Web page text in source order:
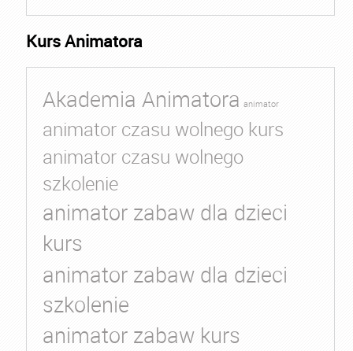
Kurs Animatora
Akademia Animatora animator
animator czasu wolnego kurs
animator czasu wolnego
szkolenie
animator zabaw dla dzieci
kurs
animator zabaw dla dzieci
szkolenie
animator zabaw kurs